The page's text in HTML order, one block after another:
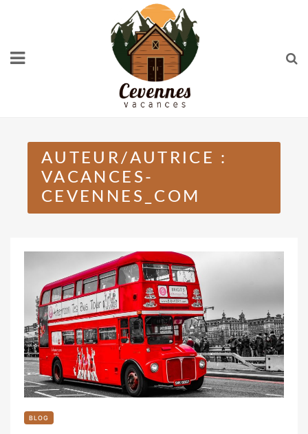
AUTEUR/AUTRICE :
VACANCES-
CEVENNES_COM
BLOG